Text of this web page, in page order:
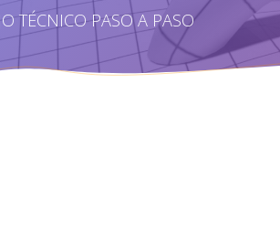
TÉCNICO PASO A PASO